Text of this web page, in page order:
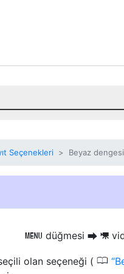
Seçenekleri Beyaz dengesi
G düğmesi U 1
olan seçeneği ( 0